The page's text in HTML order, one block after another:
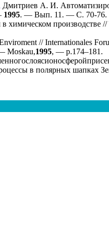
Дмитриев А. И.
1995. — Вып. 11. — C. 70-76.
химическом производстве
// Internationales
Moskau,1995, — p.1 74–181 .
в полярных шапках